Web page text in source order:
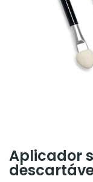
Aplicador